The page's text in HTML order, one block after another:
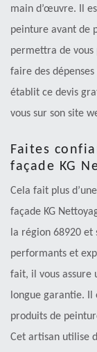
main d’œuvre. Il
peinture avant de
permettra de vous
faire des dépenses
établit ce devis
vous sur son site
Faites
façade KG
Cela fait plus
façade KG
la région 68920 et
performants et
fait, il vous assure
longue garantie. Il
produits de
Cet artisan utilise